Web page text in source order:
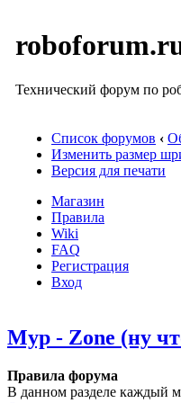
Технический форум по
Список форумов ‹
Изменить размер
Версия для печати
Магазин
Правила
Wiki
FAQ
Регистрация
Вход
Myp - Zone (ну
Правила форума
В данном разделе каждый